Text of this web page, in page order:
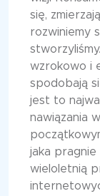
się,
rozwiniemy
wzrokowo i
spodobają
jest to
nawiązania
jaka
wieloletnią